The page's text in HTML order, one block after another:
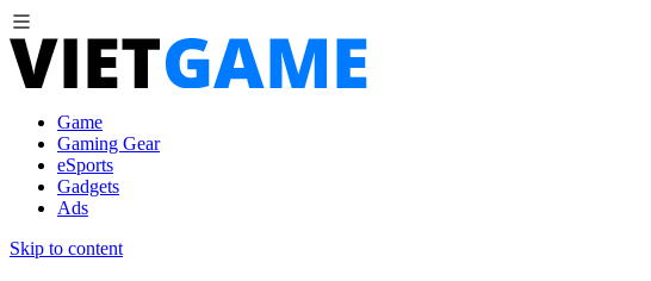
Game
Gaming Gear
eSports
Gadgets
Ads
Skip to content